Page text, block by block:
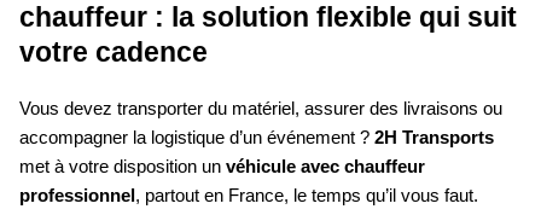
chauffeur : la solution flexible qui suit
votre cadence
Vous devez transporter du matériel, assurer des livraisons ou
accompagner la logistique d’un événement ? 2H Transports
met à votre disposition un véhicule avec chauffeur
professionnel, partout en France, le temps qu’il vous faut.